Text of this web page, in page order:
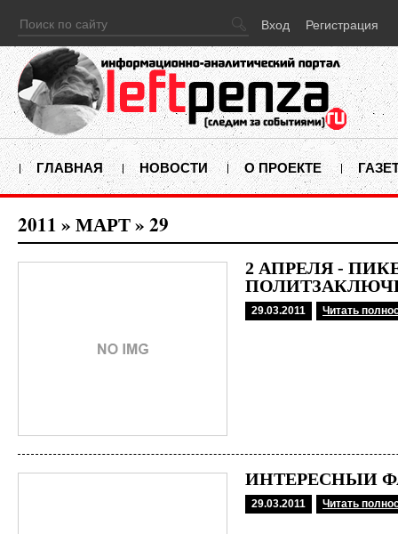
Вход Регистрация
ГЛАВНАЯ НОВОСТИ О ПРОЕКТЕ
2011 » МАРТ» 29
2 АПРЕЛЯ -
29.03.2011 Читать
ИНТЕРЕСНЫЙ
29.03.2011 Читать